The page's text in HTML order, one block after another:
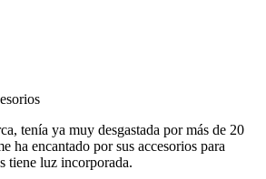
tenía ya muy desgastada por más de 20
ha encantado por sus accesorios para
tiene luz incorporada.